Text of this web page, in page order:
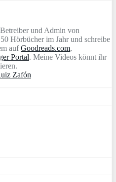
und Admin von
Hörbücher im Jahr und schreibe
aufGoodreads.com,
Portal. Meine Videos könnt ihr
Zafón